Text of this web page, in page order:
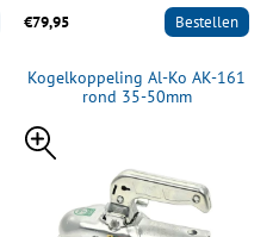
€79,95 Bestellen
Kogelkoppeling Al-Ko AK-161
rond 35-50mm